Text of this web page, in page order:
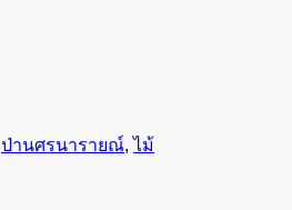
ป่านศรนารายณ์,ไม้